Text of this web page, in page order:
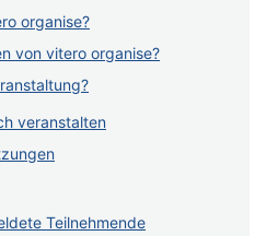
organise?
von vitero organise?
veranstalten
Teilnehmende